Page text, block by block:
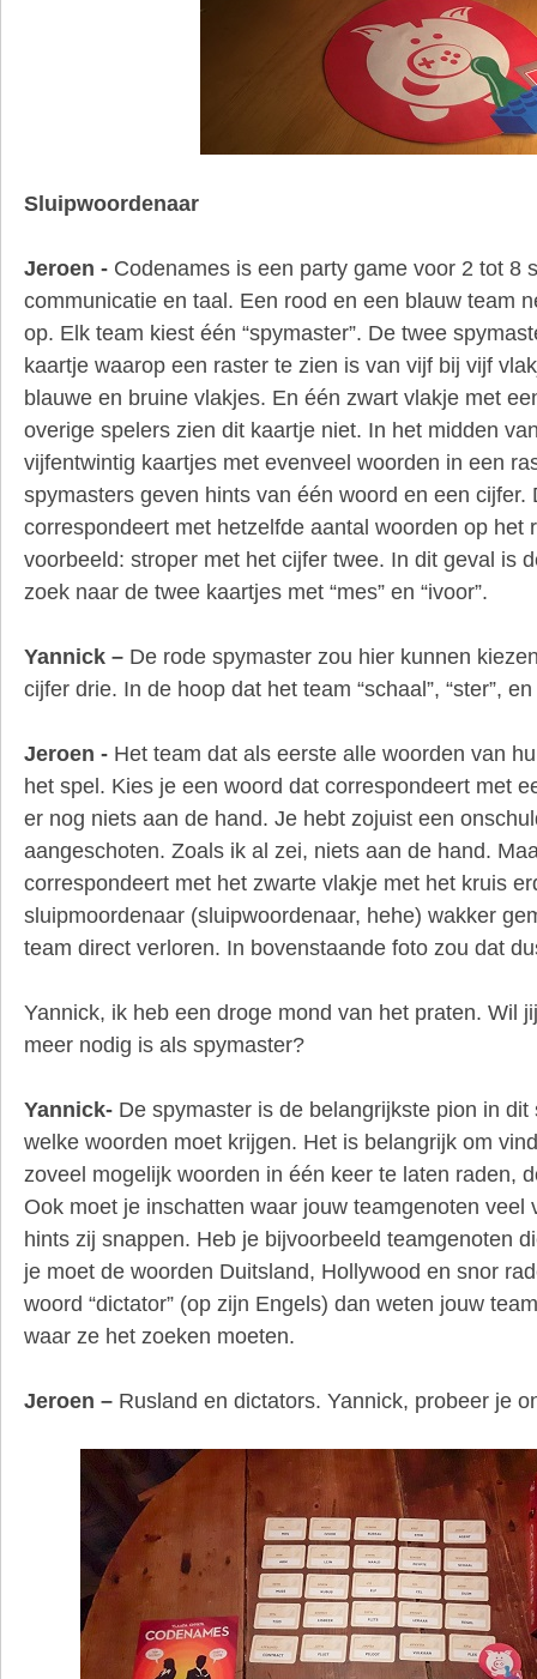
Sluipwoordenaar
Jeroen - Codenames is een party game voor 2 tot 8
communicatie en taal. Een rood en een blauw team
op. Elk team kiest één “spymaster”. De twee
kaartje waarop een raster te zien is van vijf bij vijf
blauwe en bruine vlakjes. En één zwart vlakje met
overige spelers zien dit kaartje niet. In het midden
vijfentwintig kaartjes met evenveel woorden in een
spymasters geven hints van één woord en een cijfer.
correspondeert met hetzelfde aantal woorden op het
voorbeeld: stroper met het cijfer twee. In dit geval is
zoek naar de twee kaartjes met “mes” en “ivoor”.
Yannick – De rode spymaster zou hier kunnen
cijfer drie. In de hoop dat het team “schaal”, “ster”, en
Jeroen - Het team dat als eerste alle woorden van
het spel. Kies je een woord dat correspondeert met
er nog niets aan de hand. Je hebt zojuist een
aangeschoten. Zoals ik al zei, niets aan de hand.
correspondeert met het zwarte vlakje met het kruis
sluipmoordenaar (sluipwoordenaar, hehe) wakker
team direct verloren. In bovenstaande foto zou dat
Yannick, ik heb een droge mond van het praten. Wil
meer nodig is als spymaster?
Yannick- De spymaster is de belangrijkste pion in
welke woorden moet krijgen. Het is belangrijk om
zoveel mogelijk woorden in één keer te laten raden,
Ook moet je inschatten waar jouw teamgenoten veel
hints zij snappen. Heb je bijvoorbeeld teamgenoten
je moet de woorden Duitsland, Hollywood en snor
woord “dictator” (op zijn Engels) dan weten jouw
waar ze het zoeken moeten.
Jeroen – Rusland en dictators. Yannick, probeer je